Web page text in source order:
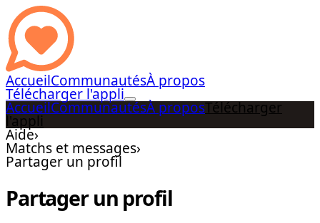
AccueilCommunautésÀ propos
Télécharger l'appli
AccueilCommunautésÀ proposTélécharger
l'appli
Aide›
Matchs et messages›
Partager un profil
Partager un profil